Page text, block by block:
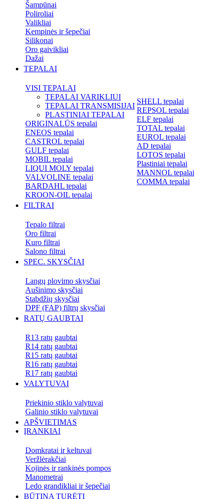
Šampūnai
Poliroliai
Valikliai
Kempinės ir šepečiai
Silikonai
Oro gaivikliai
Dažai
TEPALAI
VISI TEPALAI
TEPALAI VARIKLIUI
TEPALAI TRANSMISIJAI
PLASTINIAI TEPALAI
ORIGINALŪS tepalai
ENEOS tepalai
CASTROL tepalai
GULF tepalai
MOBIL tepalai
LIQUI MOLY tepalai
VALVOLINE tepalai
BARDAHL tepalai
KROON-OIL tepalai
SHELL tepalai
REPSOL tepalai
ELF tepalai
TOTAL tepalai
EUROL tepalai
AD tepalai
LOTOS tepalai
Plastiniai tepalai
MANNOL tepalai
COMMA tepalai
FILTRAI
Tepalo filtrai
Oro filtrai
Kuro filtrai
Salono filtrai
SPEC. SKYSČIAI
Langų plovimo skysčiai
Aušinimo skysčiai
Stabdžių skysčiai
DPF (FAP) filtrų skysčiai
RATŲ GAUBTAI
R13 ratų gaubtai
R14 ratų gaubtai
R15 ratų gaubtai
R16 ratų gaubtai
R17 ratų gaubtai
VALYTUVAI
Priekinio stiklo valytuvai
Galinio stiklo valytuvai
APŠVIETIMAS
ĮRANKIAI
Domkratai ir keltuvai
Veržlėrakčiai
Kojinės ir rankinės pompos
Manometrai
Ledo grandikliai ir šepečiai
BŪTINA TURĖTI